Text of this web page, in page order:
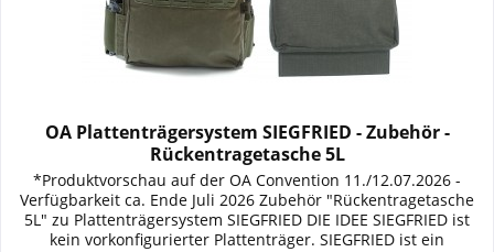
OA Plattenträgersystem SIEGFRIED - Zubehör -
Rückentragetasche 5L
*Produktvorschau auf der OA Convention 11./12.07.2026 -
Verfügbarkeit ca. Ende Juli 2026 Zubehör "Rückentragetasche
5L" zu Plattenträgersystem SIEGFRIED DIE IDEE SIEGFRIED ist
kein vorkonfigurierter Plattenträger. SIEGFRIED ist ein